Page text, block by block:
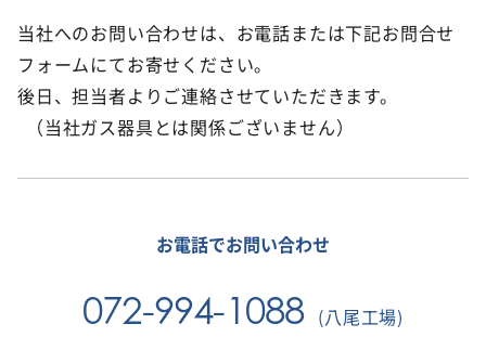
当社へのお問い合わせは、お電話または下記お問合せ
フォームにてお寄せください。
後日、担当者よりご連絡させていただきます。
（当社ガス器具とは関係ございません）
お電話でお問い合わせ
072-994-1088 (八尾工場)